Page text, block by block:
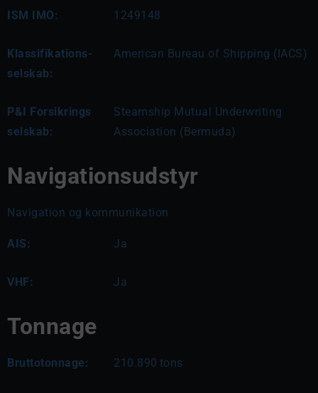
ISM IMO: 1249148
Klassifikations-
selskab:
American Bureau of Shipping (IACS)
P&I Forsikrings
selskab:
Steamship Mutual Underwriting
Association (Bermuda)
Navigationsudstyr
Navigation og kommunikation
AIS: Ja
VHF: Ja
Tonnage
Bruttotonnage: 210.890 tons